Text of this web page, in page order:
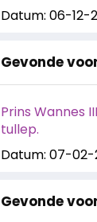
Datum: 06-12-
Gevonde
Prins Wannes
tullep.
Datum: 07-02-
Gevonde